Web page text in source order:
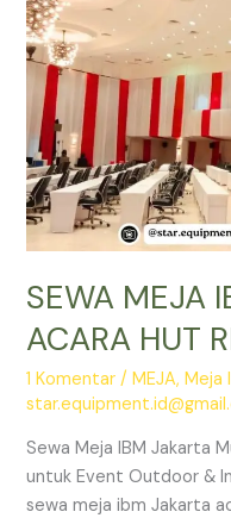
SEWA MEJA
ACARA HUT
1 Komentar /MEJA,Meja
Sewa Meja IBM Jakarta
untuk Event Outdoor &
sewa meja ibm Jakarta